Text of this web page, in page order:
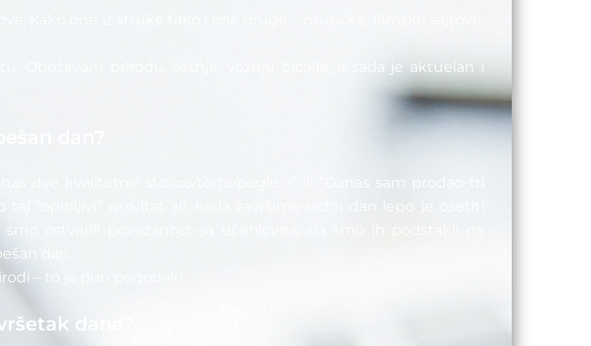
kako one iz struke tako i one druge – muzičke, filmske sajtove,
prirodu, šetnje, vožnju bicikla, a sada je aktuelan i
dan?
dve kvalitetne stolice/torte/pegle…!” ili “Danas sam prodao tri
“opipljivi” rezultat ali, kada završimo radni dan lepo je osetiti
ostvarili povezanost sa učenicima, da smo ih podstakli na
dan.
– to je pun pogodak!
dana?